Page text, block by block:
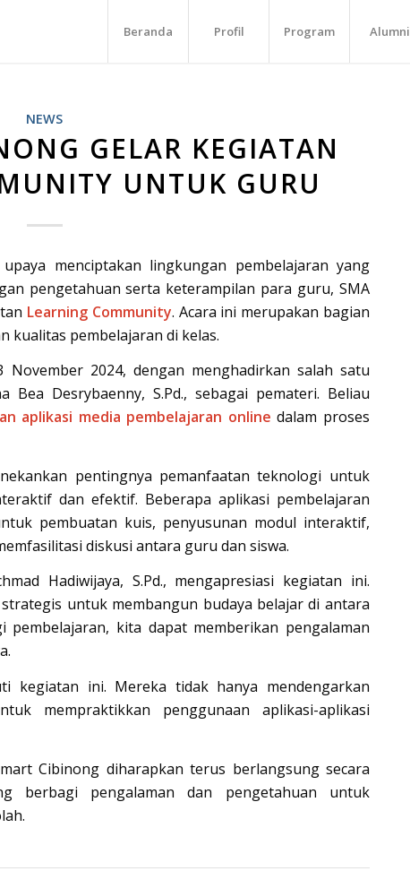
Beranda Profil Program Alumni
NEWS
GELAR KEGIATAN
UNTUK GURU
menciptakan lingkungan pembelajaran yang
pengetahuan serta keterampilan para guru, SMA
Learning Community. Acara ini merupakan bagian
kualitas pembelajaran di kelas.
2024, dengan menghadirkan salah satu
Desrybaenny, S.Pd., sebagai pemateri. Beliau
aplikasi media pembelajaran online dalam proses
pentingnya pemanfaatan teknologi untuk
dan efektif. Beberapa aplikasi pembelajaran
pembuatan kuis, penyusunan modul interaktif,
diskusi antara guru dan siswa.
Hadiwijaya, S.Pd., mengapresiasi kegiatan ini.
untuk membangun budaya belajar di antara
kita dapat memberikan pengalaman
kegiatan ini. Mereka tidak hanya mendengarkan
mempraktikkan penggunaan aplikasi-aplikasi
Cibinong diharapkan terus berlangsung secara
berbagi pengalaman dan pengetahuan untuk